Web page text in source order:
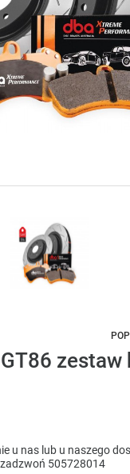
u nas lub u naszego
505728014